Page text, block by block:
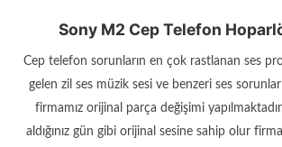
Sony M2 Cep Telefon
Cep telefon sorunların en çok rastlanan ses
gelen zil ses müzik sesi ve benzeri ses
firmamız orijinal parça değişimi
aldığınız gün gibi orijinal sesine sahip olur